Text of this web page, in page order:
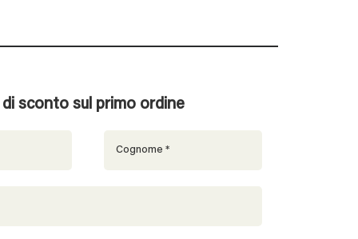
di sconto sul primo ordine